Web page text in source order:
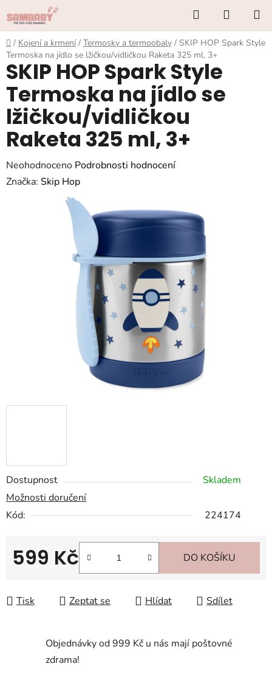
na
obsah
Hledat
KOŠÍK
Domů
/ Kojení a krmení / Termosky a termoobaly / SKIP HOP Spark Style
Termoska na jídlo se lžičkou/vidličkou Raketa 325 ml, 3+
Dostupnost
Skladem
Možnosti doručení
Kód:
224174
599 Kč DO KOŠÍKU
Tisk Zeptat se Hlídat Sdílet
SKIP HOP Spark Style
Termoska na jídlo se
lžičkou/vidličkou
Raketa 325 ml, 3+
Průměrné
hodnocení
Neohodnoceno Podrobnosti hodnocení
Značka: Skip Hop
Objednávky od 999 Kč u nás mají poštovné
zdrama!